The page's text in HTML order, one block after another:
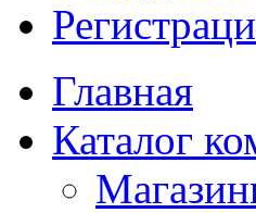
Главная
Каталог